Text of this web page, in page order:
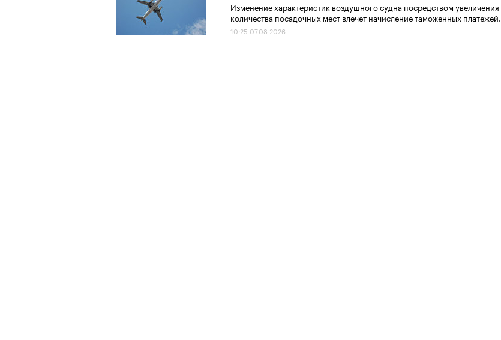
Изменение характеристик воздушного судна посредством увеличения
количества посадочных мест влечет начисление таможенных платежей.
10:25 07.08.2026